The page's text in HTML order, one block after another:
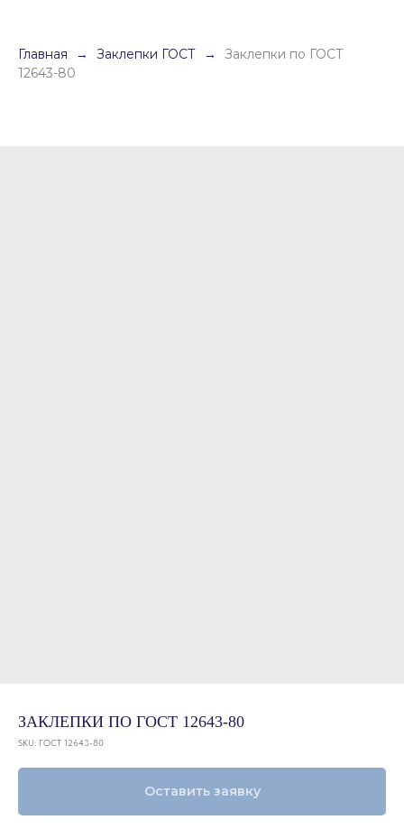
Главная Заклепки ГОСТ
Заклепки по ГОСТ
12643-80
ЗАКЛЕПКИ ПО ГОСТ 12643-80
SKU: ГОСТ 12643-80
Оставить заявку